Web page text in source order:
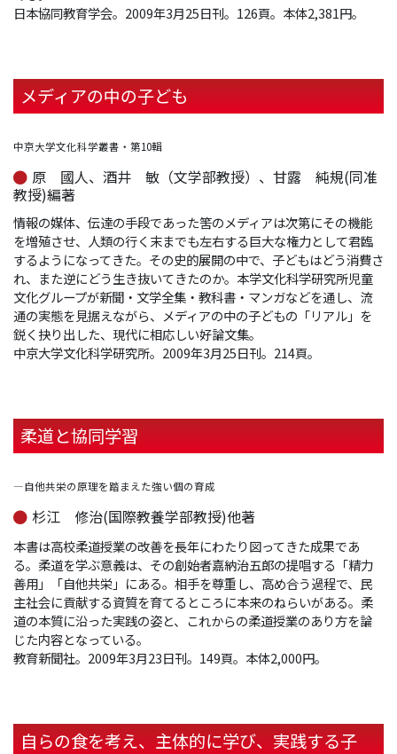
日本協同教育学会。2009年3月25日刊。126頁。本体2,381円。
メディアの中の子ども
中京大学文化科学叢書・第10輯
原 國人、酒井 敏（文学部教授）、甘露 純規(同准
教授)編著
情報の媒体、伝達の手段であった筈のメディアは次第にその機能
を増殖させ、人類の行く末までも左右する巨大な権力として君臨
するようになってきた。その史的展開の中で、子どもはどう消費さ
れ、また逆にどう生き抜いてきたのか。本学文化科学研究所児童
文化グループが新聞・文学全集・教科書・マンガなどを通し、流
通の実態を見据えながら、メディアの中の子どもの「リアル」を
鋭く抉り出した、現代に相応しい好論文集。
中京大学文化科学研究所。2009年3月25日刊。214頁。
柔道と協同学習
―自他共栄の原理を踏まえた強い個の育成
杉江 修治(国際教養学部教授)他著
本書は高校柔道授業の改善を長年にわたり図ってきた成果であ
る。柔道を学ぶ意義は、その創始者嘉納治五郎の提唱する「精力
善用」「自他共栄」にある。相手を尊重し、高め合う過程で、民
主社会に貢献する資質を育てるところに本来のねらいがある。柔
道の本質に沿った実践の姿と、これからの柔道授業のあり方を論
じた内容となっている。
教育新聞社。2009年3月23日刊。149頁。本体2,000円。
自らの食を考え、主体的に学び、実践する子